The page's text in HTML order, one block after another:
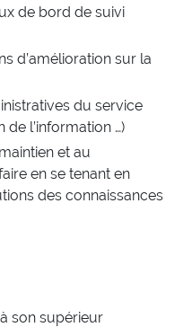
de bord de suivi
d’amélioration sur la
du service
l’information …)
et au
en se tenant en
des connaissances
son supérieur